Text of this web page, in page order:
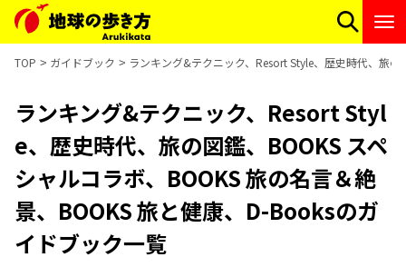
TOP ガイドブック ランキング&テクニック、Resort Style、歴史時代、旅
ランキング&テクニック、Resort Styl
e、歴史時代、旅の図鑑、BOOKS スペ
シャルコラボ、BOOKS 旅の名言＆絶
景、BOOKS 旅と健康、D-Booksのガ
イドブック一覧